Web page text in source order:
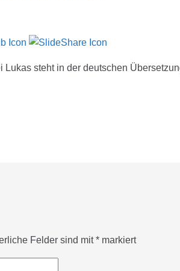
steht in der deutschen
Felder sind mit* markiert